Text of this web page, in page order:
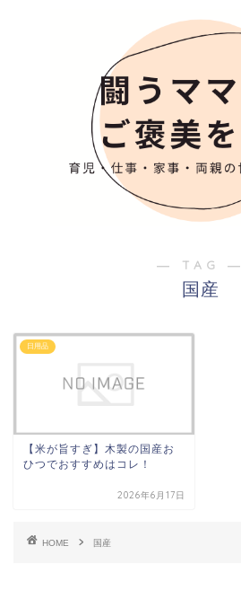
― TAG ―
国産
日用品
【米が旨すぎ】木製の国産お
ひつでおすすめはコレ！
2026年6月17日
HOME 国産